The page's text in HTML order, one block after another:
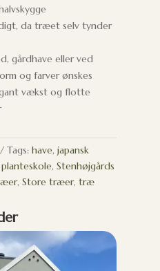
da træet selv tynder
gårdhave eller ved
og farver ønskes
vækst og flotte
Tags: have, japansk
planteskole, Stenhøjgårds
, Store træer, træ